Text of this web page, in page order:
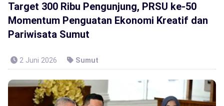
Target 300 Ribu Pengunjung, PRSU ke-50
Momentum Penguatan Ekonomi Kreatif dan
Pariwisata Sumut
2 Juni 2026 Sumut